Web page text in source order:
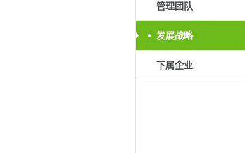
管理团队
发展战略
下属企业